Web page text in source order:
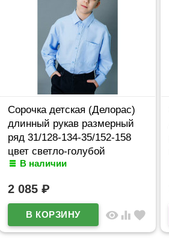
Сорочка детская (Делорас)
длинный рукав размерный
ряд 31/128-134-35/152-158
цвет светло-голубой
арт.C71711 на кнопках
В наличии
2 085₽
visibility equalizer favorite